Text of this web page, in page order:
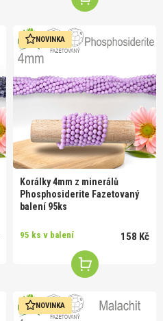
NOVINKA
Korálky 4mm z minerálů
Phosphosiderite Fazetovaný
balení 95ks
95 ks v balení 158 Kč
NOVINKA